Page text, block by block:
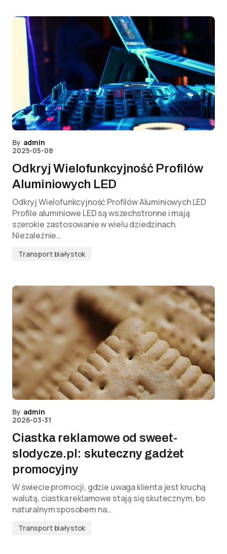
By admin
2025-05-08
Odkryj Wielofunkcyjność Profilów
Aluminiowych LED
Odkryj Wielofunkcyjność Profilów Aluminiowych LED
Profile aluminiowe LED są wszechstronne i mają
szerokie zastosowanie w wielu dziedzinach.
Niezależnie…
Transport białystok
By admin
2026-03-31
Ciastka reklamowe od sweet-
slodycze.pl: skuteczny gadżet
promocyjny
W świecie promocji, gdzie uwaga klienta jest kruchą
walutą, ciastka reklamowe stają się skutecznym, bo
naturalnym sposobem na…
Transport białystok